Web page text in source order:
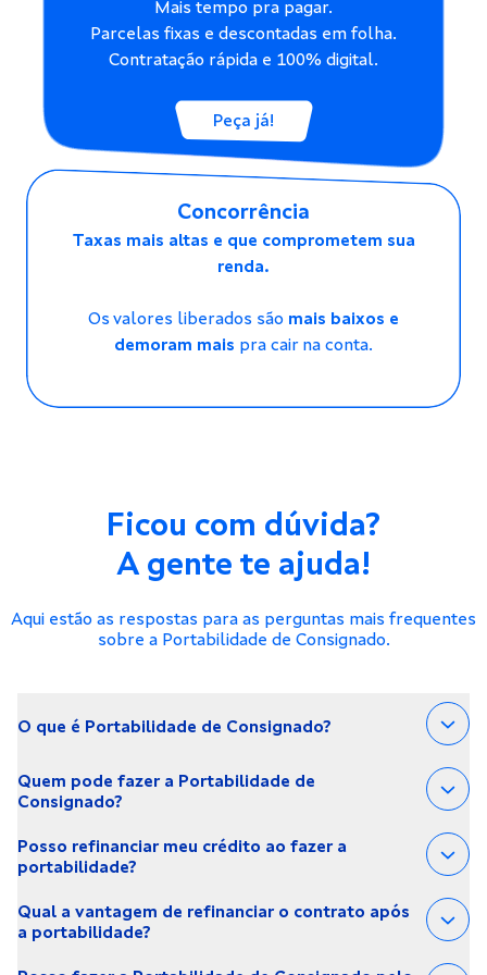
Mais tempo pra pagar.
Parcelas fixas e descontadas em folha.
Contratação rápida e 100% digital.
Peça já!
Concorrência
Taxas mais altas e que comprometem sua
renda.
Os valores liberados são mais baixos e
demoram mais pra cair na conta.
Ficou com dúvida?
A gente te ajuda!
Aqui estão as respostas para as perguntas mais frequentes
sobre a Portabilidade de Consignado.
O que é Portabilidade de Consignado?
Quem pode fazer a Portabilidade de
Consignado?
Posso refinanciar meu crédito ao fazer a
portabilidade?
Qual a vantagem de refinanciar o contrato após
a portabilidade?